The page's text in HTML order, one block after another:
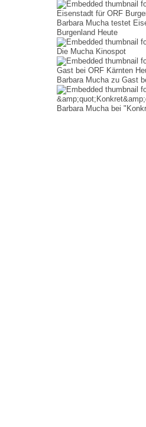
Barbara Mucha testet
Burgenland Heute
Die Mucha Kinospot
Barbara Mucha zu Gast
Barbara Mucha bei